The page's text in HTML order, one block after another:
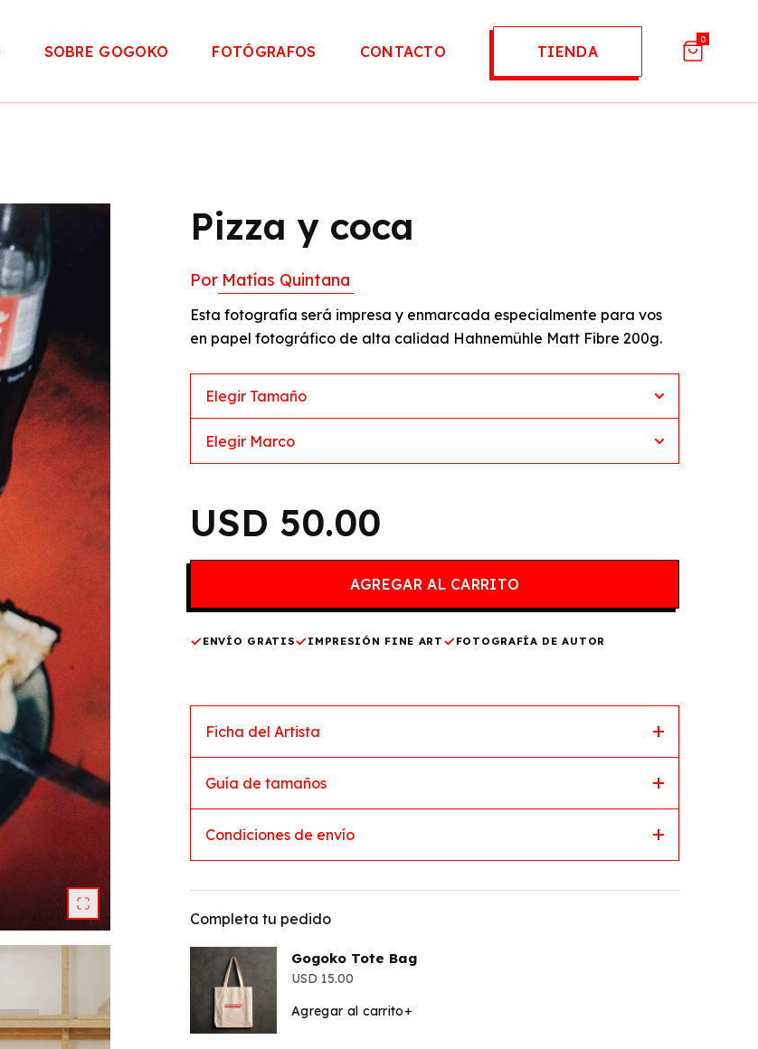
SOBRE GOGOKO FOTÓGRAFOS CONTACTO TIENDA
0
Pizza y coca
Por Matías Quintana
Esta fotografía será impresa y enmarcada especialmente para vos
en papel fotográfico de alta calidad Hahnemühle Matt Fibre 200g.
50.00
ENVÍO GRATIS IMPRESIÓN FINE ART FOTOGRAFÍA DE AUTOR
Ficha del Artista
Guía de tamaños
Condiciones de envío
Completa tu pedido
Gogoko Tote Bag
15.00
Agregar al carrito+